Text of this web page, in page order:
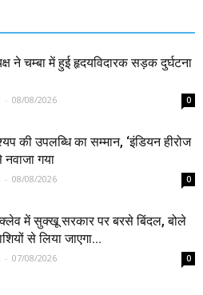
ने चम्बा में हुई हृदयविदारक सड़क दुर्घटना
- 08/08/2026 0
की उपलब्धि का सम्मान, ‘इंडियन हीरोज
नवाजा गया
- 08/08/2026 0
में सुक्खू सरकार पर बरसे बिंदल, बोले
से लिया जाएगा...
- 07/08/2026 0